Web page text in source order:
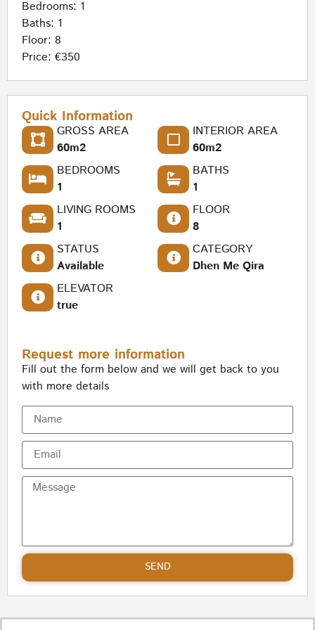
Bedrooms: 1
Baths: 1
Floor: 8
Price: €350
Quick Information
GROSS AREA
60m2
INTERIOR AREA
60m2
BEDROOMS
1
BATHS
1
LIVING ROOMS
1
FLOOR
8
STATUS
Available
CATEGORY
Dhen Me Qira
ELEVATOR
true
Request more information
Fill out the form below and we will get back to you
with more details
SEND